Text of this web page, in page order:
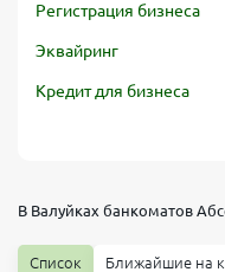
Регистрация бизнеса
Эквайринг
Кредит для бизнеса
В Валуйках банкоматов
Список Ближайшие на